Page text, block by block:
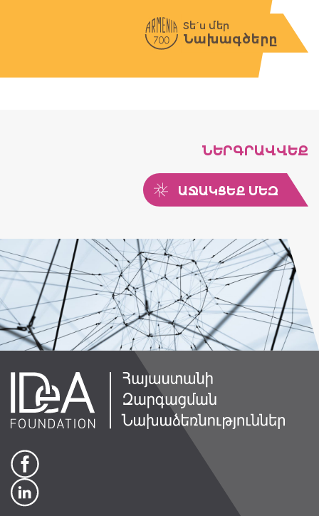
Տե´ս մեր
Նախագծերը
ՆԵՐԳՐԱՎՎԵՔ
ԱՋԱԿՑԵՔ ՄԵԶ